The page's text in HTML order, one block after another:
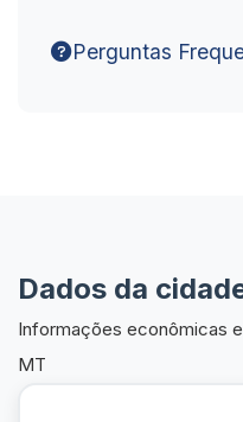
Perguntas
Dados da
Informações econômicas
MT